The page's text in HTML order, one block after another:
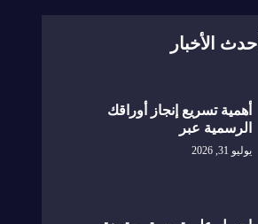
أحدث الأخبار
أهمية تسريع إنجاز أوراقك
الرسمية عبر
يوليو 31, 2026